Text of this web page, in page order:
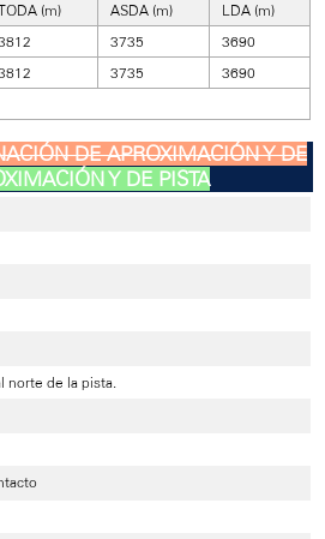
(m) ASDA (m)
LDA (m)
3735
3690
3735
3690
DE APROXIMACIÓN Y DE
Y DE PISTA
norte de la pista.